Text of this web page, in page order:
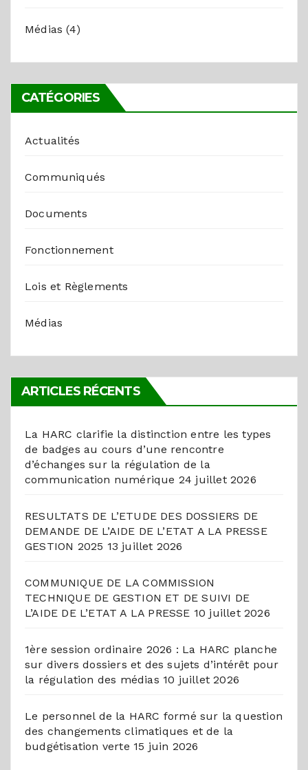
Médias (4)
CATÉGORIES
Actualités
Communiqués
Documents
Fonctionnement
Lois et Règlements
Médias
ARTICLES RÉCENTS
La HARC clarifie la distinction entre les types
de badges au cours d’une rencontre
d’échanges sur la régulation de la
communication numérique 24 juillet 2026
RESULTATS DE L’ETUDE DES DOSSIERS DE
DEMANDE DE L’AIDE DE L’ETAT A LA PRESSE
GESTION 2025 13 juillet 2026
COMMUNIQUE DE LA COMMISSION
TECHNIQUE DE GESTION ET DE SUIVI DE
L’AIDE DE L’ETAT A LA PRESSE 10 juillet 2026
1ère session ordinaire 2026 : La HARC planche
sur divers dossiers et des sujets d’intérêt pour
la régulation des médias 10 juillet 2026
Le personnel de la HARC formé sur la question
des changements climatiques et de la
budgétisation verte 15 juin 2026